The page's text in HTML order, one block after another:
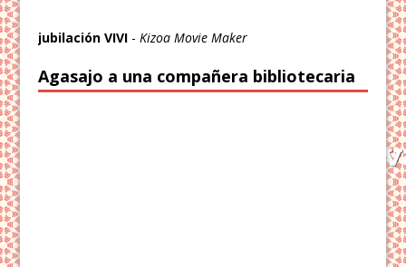
jubilación VIVI - Kizoa Movie Maker
Agasajo a una compañera bibliotecaria